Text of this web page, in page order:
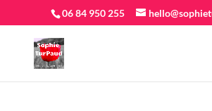
06 84 950 255